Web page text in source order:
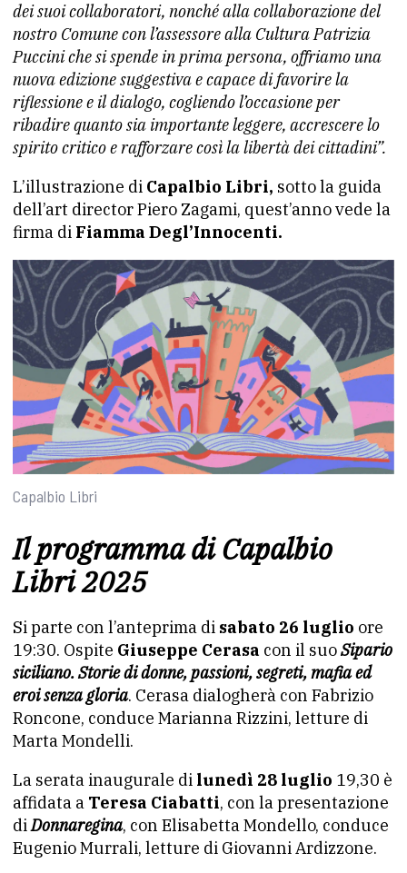
dei suoi collaboratori, nonché alla collaborazione del
nostro Comune con l’assessore alla Cultura Patrizia
Puccini che si spende in prima persona, offriamo una
nuova edizione suggestiva e capace di favorire la
riflessione e il dialogo, cogliendo l’occasione per
ribadire quanto sia importante leggere, accrescere lo
spirito critico e rafforzare così la libertà dei cittadini”.
L’illustrazione di Capalbio Libri, sotto la guida
dell’art director Piero Zagami, quest’anno vede la
firma di Fiamma Degl’Innocenti.
Capalbio Libri
Il programma di Capalbio
Libri 2025
Si parte con l’anteprima di sabato 26 luglio ore
19:30. Ospite Giuseppe Cerasa con il suoSipario
siciliano. Storie di donne, passioni, segreti, mafia ed
eroi senza gloria. Cerasa dialogherà con Fabrizio
Roncone, conduce Marianna Rizzini, letture di
Marta Mondelli.
La serata inaugurale di lunedì 28 luglio 19,30 è
affidata a Teresa Ciabatti, con la presentazione
diDonnaregina, con Elisabetta Mondello, conduce
Eugenio Murrali, letture di Giovanni Ardizzone.